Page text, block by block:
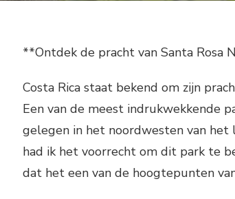
**Ontdek de pracht van Santa Rosa
Costa Rica staat bekend om zijn
Een van de meest indrukwekkende
gelegen in het noordwesten van het
had ik het voorrecht om dit park te
dat het een van de hoogtepunten